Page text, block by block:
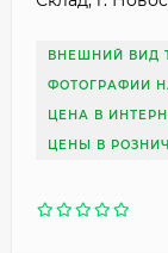
ВНЕШНИЙ ВИД
ФОТОГРАФИИ
ЦЕНА В
ЦЕНЫ В